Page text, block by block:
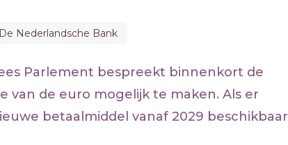
De Nederlandsche Bank
Parlement bespreekt binnenkort de
van de euro mogelijk te maken. Als er
betaalmiddel vanaf 2029 beschikbaar